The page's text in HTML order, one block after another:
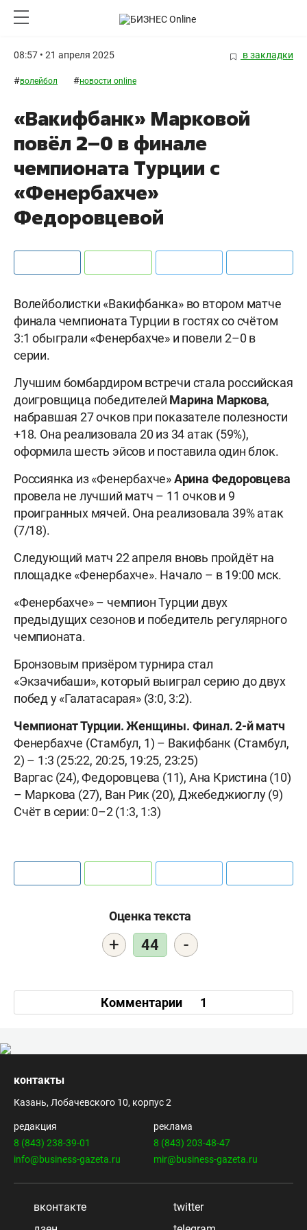
08:57 • 21 апреля 2025 в закладки
#волейбол #новости online
«Вакифбанк» Марковой
повёл 2–0 в финале
чемпионата Турции с
«Фенербахче»
Федоровцевой
Волейболистки «Вакифбанка» во втором матче
финала чемпионата Турции в гостях со счётом
3:1 обыграли «Фенербахче» и повели 2–0 в
серии.
Лучшим бомбардиром встречи стала российская
доигровщица победителей Марина Маркова,
набравшая 27 очков при показателе полезности
+18. Она реализовала 20 из 34 атак (59%),
оформила шесть эйсов и поставила один блок.
Россиянка из «Фенербахче»Арина Федоровцева
провела не лучший матч – 11 очков и 9
проигранных мячей. Она реализовала 39% атак
(7/18).
Следующий матч 22 апреля вновь пройдёт на
площадке «Фенербахче». Начало – в 19:00 мск.
«Фенербахче» – чемпион Турции двух
предыдущих сезонов и победитель регулярного
чемпионата.
Бронзовым призёром турнира стал
«Экзачибаши», который выиграл серию до двух
побед у «Галатасарая» (3:0, 3:2).
Чемпионат Турции. Женщины. Финал. 2-й матч
Фенербахче (Стамбул, 1) – Вакифбанк (Стамбул,
2) – 1:3 (25:22, 20:25, 19:25, 23:25)
Варгас (24), Федоровцева (11), Ана Кристина (10)
– Маркова (27), Ван Рик (20), Джебеджиоглу (9)
Счёт в серии: 0–2 (1:3, 1:3)
Оценка текста
+ 44 -
Комментарии 1
контакты
Казань, Лобачевского 10, корпус 2
редакция
8 (843) 238-39-01
info@business-gazeta.ru
реклама
8 (843) 203-48-47
mir@business-gazeta.ru
вконтакте
twitter